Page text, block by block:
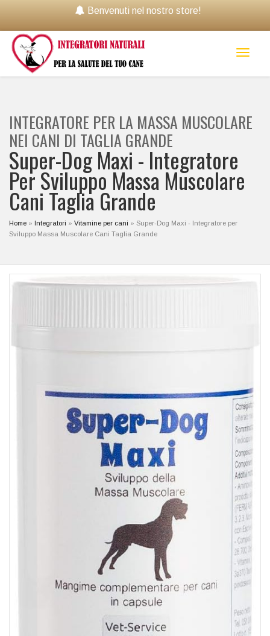
Benvenuti nel nostro store!
INTEGRATORE PER LA MASSA MUSCOLARE
NEI CANI DI TAGLIA GRANDE
Super-Dog Maxi - Integratore
Per Sviluppo Massa Muscolare
Cani Taglia Grande
Home » Integratori » Vitamine per cani » Super-Dog Maxi - Integratore per
Sviluppo Massa Muscolare Cani Taglia Grande